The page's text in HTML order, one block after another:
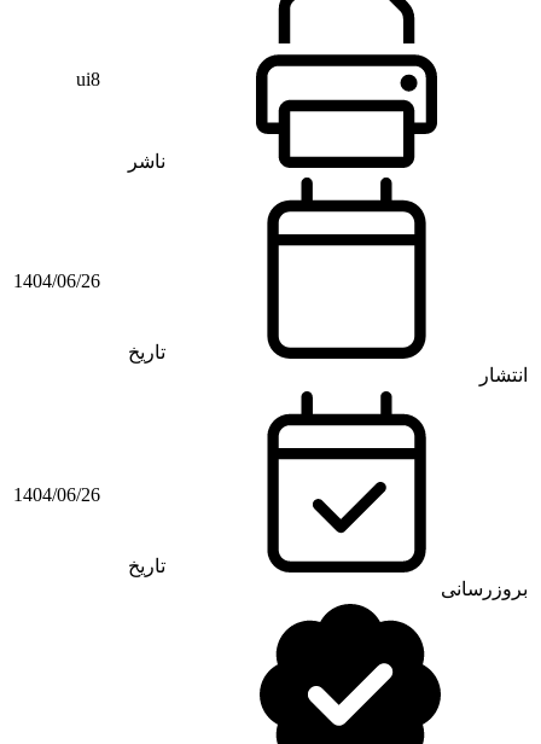
ناشر
ui8
تاریخ
انتشار
1404/06/26
تاریخ
بروزرسانی
1404/06/26